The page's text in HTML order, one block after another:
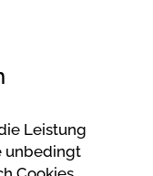
Leistung
unbedingt